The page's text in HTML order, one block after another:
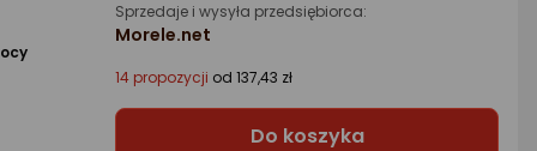
Sprzedaje i wysyła przedsiębiorca:
Morele.net
14 propozycji od 137,43 zł
Do koszyka